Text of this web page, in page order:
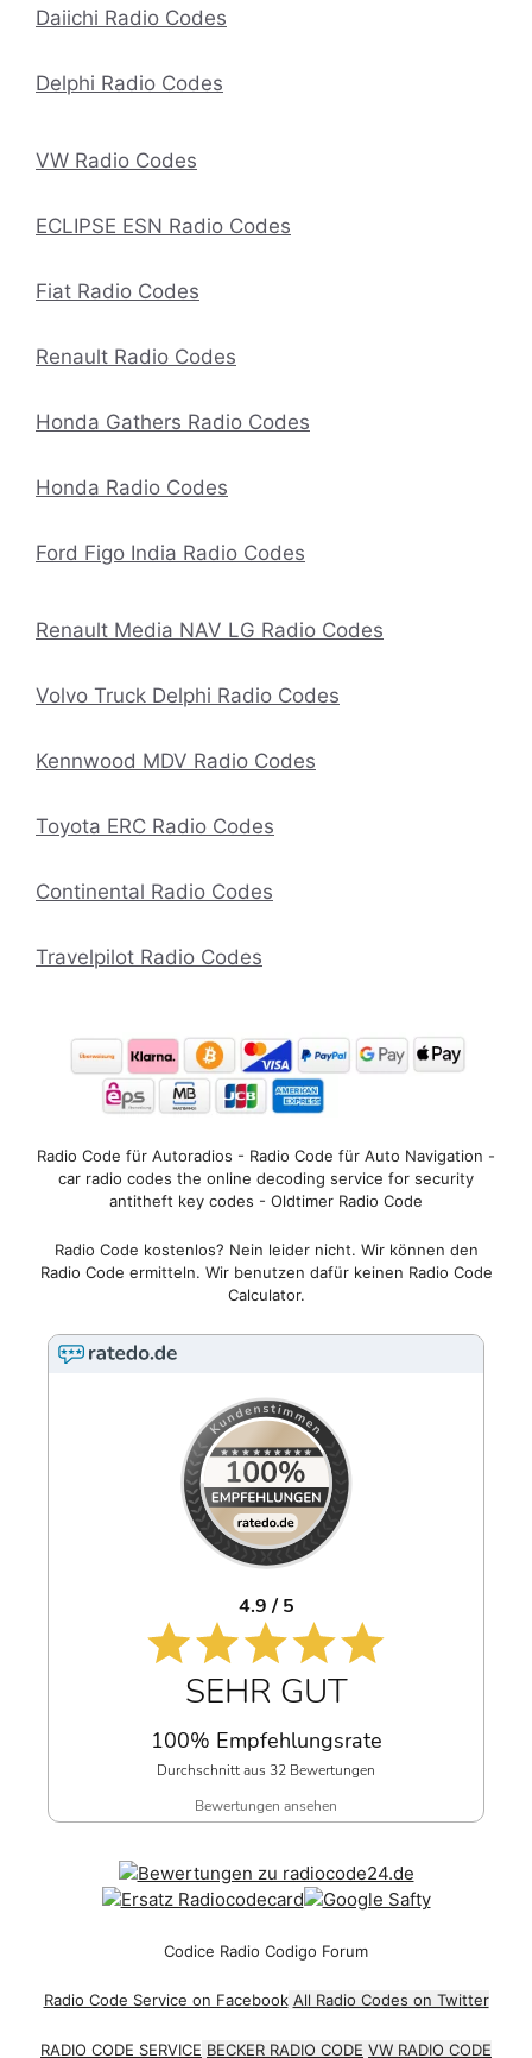
Daiichi Radio Codes
Delphi Radio Codes
VW Radio Codes
ECLIPSE ESN Radio Codes
Fiat Radio Codes
Renault Radio Codes
Honda Gathers Radio Codes
Honda Radio Codes
Ford Figo India Radio Codes
Renault Media NAV LG Radio Codes
Volvo Truck Delphi Radio Codes
Kennwood MDV Radio Codes
Toyota ERC Radio Codes
Continental Radio Codes
Travelpilot Radio Codes
Radio Code für Autoradios - Radio Code für Auto Navigation -
car radio codes the online decoding service for security
antitheft key codes - Oldtimer Radio Code
Radio Code kostenlos? Nein leider nicht. Wir können den
Radio Code ermitteln. Wir benutzen dafür keinen Radio Code
Calculator.
4.9 / 5
SEHR GUT
100% Empfehlungsrate
Durchschnitt aus 32 Bewertungen
Bewertungen ansehen
Codice Radio Codigo Forum
Radio Code Service on Facebook All Radio Codes on Twitter
RADIO CODE SERVICE BECKER RADIO CODE VW RADIO CODE